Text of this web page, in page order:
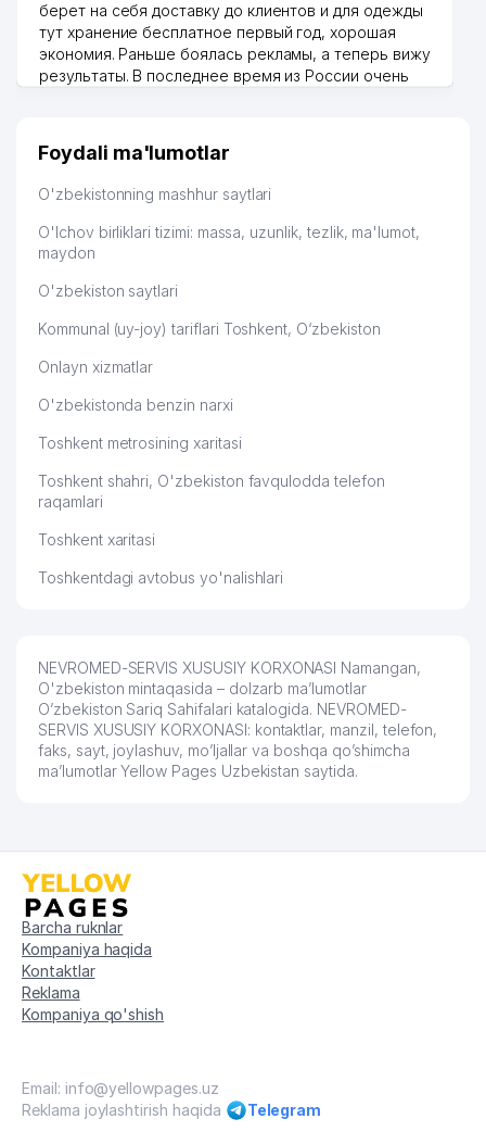
берет на себя доставку до клиентов и для одежды
тут хранение бесплатное первый год, хорошая
экономия. Раньше боялась рекламы, а теперь вижу
результаты. В последнее время из России очень
дальше развиваюсь потихоньку😊
Hamida 03.08.2026 12:45:39
Foydali ma'lumotlar
O'zbekistonning mashhur saytlari
O'lchov birliklari tizimi: massa, uzunlik, tezlik, ma'lumot,
maydon
O'zbekiston saytlari
Kommunal (uy-joy) tariflari Toshkent, O‘zbekiston
Onlayn xizmatlar
O'zbekistonda benzin narxi
Toshkent metrosining xaritasi
Toshkent shahri, O'zbekiston favqulodda telefon
raqamlari
Toshkent xaritasi
Toshkentdagi avtobus yo'nalishlari
NEVROMED-SERVIS XUSUSIY KORXONASI Namangan,
O'zbekiston mintaqasida – dolzarb ma’lumotlar
O’zbekiston Sariq Sahifalari katalogida. NEVROMED-
SERVIS XUSUSIY KORXONASI: kontaktlar, manzil, telefon,
faks, sayt, joylashuv, mo’ljallar va boshqa qo’shimcha
ma’lumotlar Yellow Pages Uzbekistan saytida.
Barcha ruknlar
Kompaniya haqida
Kontaktlar
Reklama
Kompaniya qo'shish
Email: info@yellowpages.uz
Reklama joylashtirish haqida
Telegram